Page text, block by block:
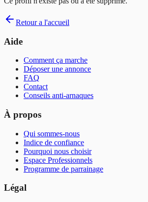
Retour a l'accueil
Aide
Comment ça marche
Déposer une annonce
FAQ
Contact
Conseils anti-arnaques
À propos
Qui sommes-nous
Indice de confiance
Pourquoi nous choisir
Espace Professionnels
Programme de parrainage
Légal